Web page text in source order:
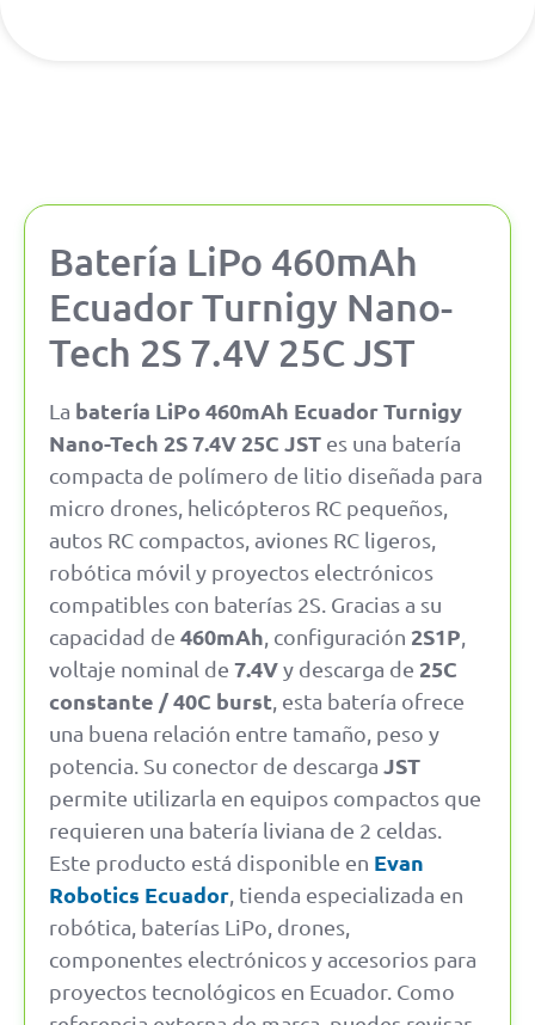
Batería LiPo 460mAh
Ecuador Turnigy Nano-
Tech 2S 7.4V 25C JST
La batería LiPo 460mAh Ecuador Turnigy
Nano-Tech 2S 7.4V 25C JST es una batería
compacta de polímero de litio diseñada para
micro drones, helicópteros RC pequeños,
autos RC compactos, aviones RC ligeros,
robótica móvil y proyectos electrónicos
compatibles con baterías 2S. Gracias a su
capacidad de 460mAh , configuración 2S1P
voltaje nominal de 7.4Vy descarga de 25C
constante / 40C burst , esta batería ofrece
una buena relación entre tamaño, peso y
potencia. Su conector de descarga JST
permite utilizarla en equipos compactos que
requieren una batería liviana de 2 celdas.
Este producto está disponible en Evan
Robotics Ecuador , tienda especializada en
robótica, baterías LiPo, drones,
componentes electrónicos y accesorios para
proyectos tecnológicos en Ecuador. Como